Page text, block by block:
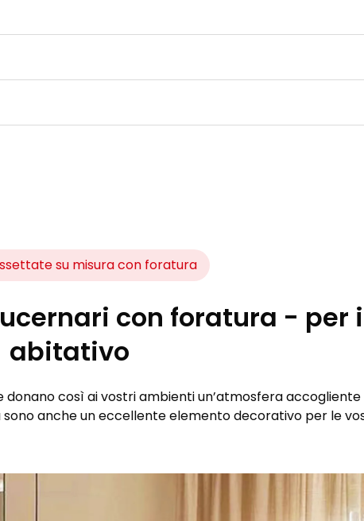
su misura con foratura
con foratura - per
abitativo
così ai vostri ambienti un’atmosfera
anche un eccellente elemento decorativo per le